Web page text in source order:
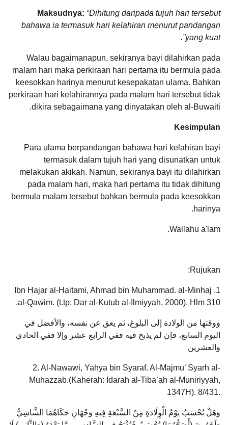
Maksudnya: “Dihitung daripada tujuh hari tersebut
bahawa ia termasuk hari kelahiran menurut pandangan
yang kuat”.
Walau bagaimanapun, sekiranya bayi dilahirkan pada
malam hari maka perkiraan hari pertama itu bermula pada
keesokkan harinya menurut kesepakatan ulama. Bahkan
perkiraan hari kelahirannya pada malam hari tersebut tidak
dikira sebagaimana yang dinyatakan oleh al-Buwaiti.
Kesimpulan
Para ulama berpandangan bahawa hari kelahiran bayi
termasuk dalam tujuh hari yang disunatkan untuk
melakukan akikah. Namun, sekiranya bayi itu dilahirkan
pada malam hari, maka hari pertama itu tidak dihitung
bermula malam tersebut bahkan bermula pada keesokkan
harinya.
Wallahu a'lam.
Rujukan:
1. Ibn Hajar al-Haitami, Ahmad bin Muhammad. al-Minhaj
al-Qawim. (t.tp: Dar al-Kutub al-Ilmiyyah, 2000). Hlm 310.
ووقتها من الولادة إلى البلوغ، ثم يعق عن نفسه، والأفضل في
اليوم السابع، فإن لم يذبح فيه ففي الرابع عشر وإلا ففي الحادي
والعشرين
2. Al-Nawawi, Yahya bin Syaraf. Al-Majmu’ Syarh al-
Muhazzab.(Kaherah: Idarah al-Tiba’ah al-Muniriyyah,
1347H). 8/431.
وَهَلْ يُحْسَبُ يَوْمُ الْوِلَادَةِ مِنْ السَّبْعَةِ فِيهِ وَجْهَانِ حَكَاهُمَا الشَّاشِيُّ